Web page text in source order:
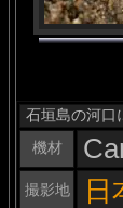
石垣島の河口
機材
撮影地 日